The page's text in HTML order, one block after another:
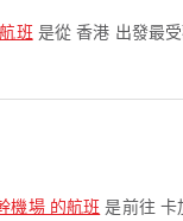
班 是從 香港 出發最
機場 的航班 是前往 卡